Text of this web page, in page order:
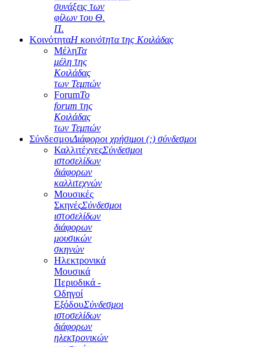
συνάξεις των
φίλων του Θ.
Π.
ΚοινότηταΗ κοινότητα της Κοιλάδας
ΜέληΤα
μέλη της
Κοιλάδας
των Τεμπών
ForumΤο
forum της
Κοιλάδας
των Τεμπών
ΣύνδεσμοιΔιάφοροι χρήσιμοι (;) σύνδεσμοι
ΚαλλιτέχνεςΣύνδεσμοι
ιστοσελίδων
διάφορων
καλλιτεχνών
Μουσικές
ΣκηνέςΣύνδεσμοι
ιστοσελίδων
διάφορων
μουσικών
σκηνών
Ηλεκτρονικά
Μουσικά
Περιοδικά -
Οδηγοί
ΕξόδουΣύνδεσμοι
ιστοσελίδων
διάφορων
ηλεκτρονικών